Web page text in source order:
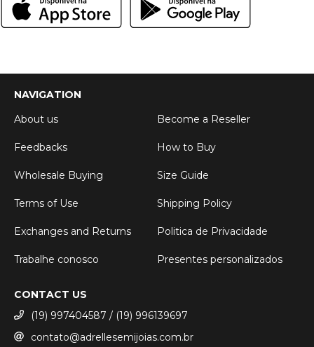
NAVIGATION
About us
Become a Reseller
Feedbacks How to Buy
Wholesale Buying Size Guide
Terms of Use Shipping Policy
Exchanges and Returns Politica de Privacidade
Trabalhe conosco Presentes personalizados
CONTACT US
(19) 997404587 / (19) 996139697
contato@adrellesemijoias.com.br